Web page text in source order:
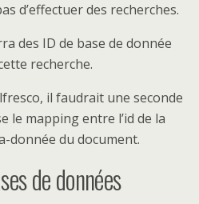
d’effectuer des recherches.
des ID de base de donnée
recherche.
il faudrait une seconde
le mapping entre l’id de la
donnée du document.
de données